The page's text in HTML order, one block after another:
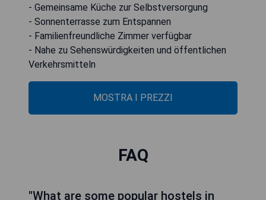
- Gemeinsame Küche zur Selbstversorgung
- Sonnenterrasse zum Entspannen
- Familienfreundliche Zimmer verfügbar
- Nahe zu Sehenswürdigkeiten und öffentlichen
Verkehrsmitteln
MOSTRA I PREZZI
FAQ
"What are some popular hostels in